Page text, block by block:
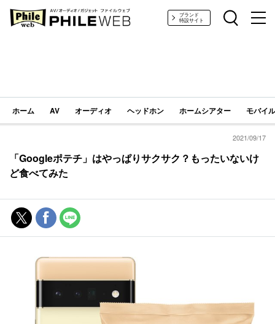
PHILE WEB｜AV/オーディオ/ガジェットブランド
特設サイト
ホーム AV オーディオ ヘッドホン ホームシアター モバイ
2021/09/17
「Googleポテチ」はやっぱりサクサク？もったいないけ
ど食べてみた